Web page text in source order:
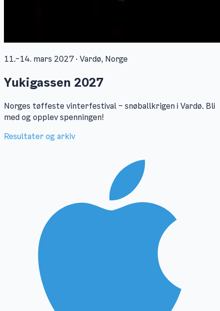
11.–14. mars 2027 · Vardø, Norge
Yukigassen 2027
Norges tøffeste vinterfestival – snøballkrigen i Vardø. Bli
med og opplev spenningen!
Resultater og arkiv